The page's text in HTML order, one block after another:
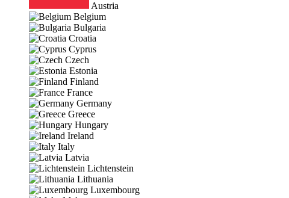
Austria
Belgium
Bulgaria
Croatia
Cyprus
Czech
Estonia
Finland
France
Germany
Greece
Hungary
Ireland
Italy
Latvia
Lichtenstein
Lithuania
Luxembourg